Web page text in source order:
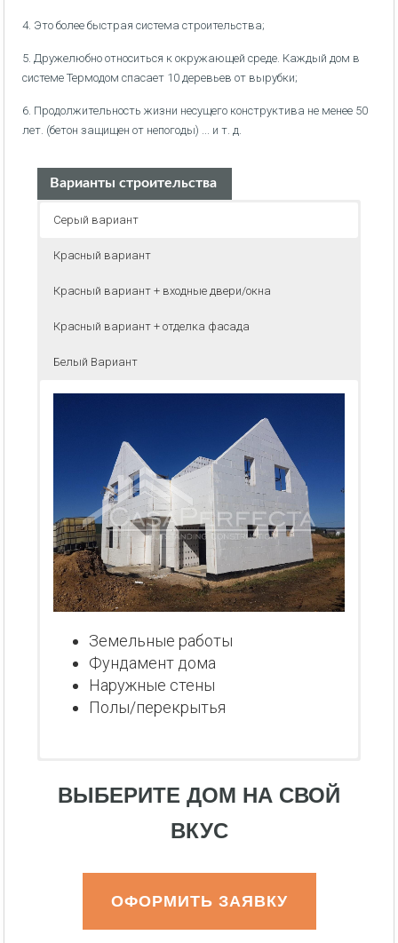
4. Это более быстрая система строительства;
5. Дружелюбно относиться к окружающей среде. Каждый дом в
системе Термодом спасает 10 деревьев от вырубки;
6. Продолжительность жизни несущего конструктива не менее 50
лет. (бетон защищен от непогоды) ... и т. д.
Варианты строительства
Серый вариант
Красный вариант
Красный вариант + входные двери/окна
Красный вариант + отделка фасада
Белый Вариант
Земельные работы
Фундамент дома
Наружные стены
Полы/перекрытья
ВЫБЕРИТЕ ДОМ НА СВОЙ
ВКУС
ОФОРМИТЬ ЗАЯВКУ